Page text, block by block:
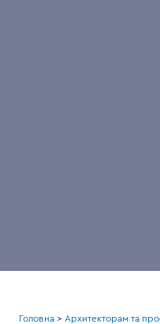
Головна > Архитекторам та